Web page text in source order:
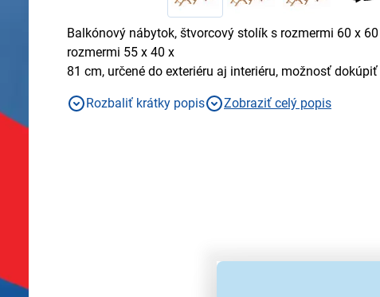
Balkónový nábytok, štvorcový stolík s rozmermi 60 x
rozmermi 55 x 40 x
81 cm, určené do exteriéru aj interiéru, možnosť
Rozbaliť krátky popis
Zobraziť celý popis